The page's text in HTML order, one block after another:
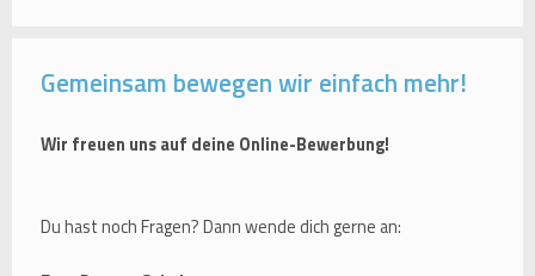
Gemeinsam bewegen wir einfach mehr!
Wir freuen uns auf deine Online-Bewerbung!
Du hast noch Fragen? Dann wende dich gerne an: